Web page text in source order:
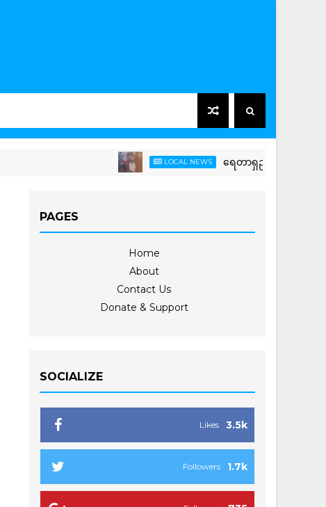
LOCAL NEWS ရေတာရှည်မြို့နယ်တွင် ကြက်ခြေနီ
PAGES
Home
About
Contact Us
Donate & Support
SOCIALIZE
3.5k
Likes
1.7k
Followers